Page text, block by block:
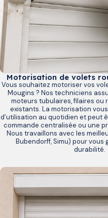
Motorisation de volets
Vous souhaitez motoriser vos
Mougins ? Nos techniciens
moteurs tubulaires, filaires ou
existants. La motorisation
d’utilisation au quotidien et peut
commande centralisée ou une
Nous travaillons avec les
Bubendorff, Simu) pour
durabilité.